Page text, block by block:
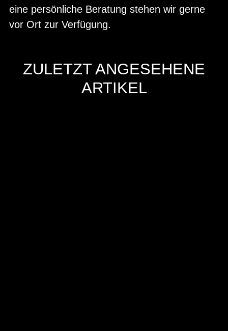
eine persönliche Beratung stehen wir gerne
vor Ort zur Verfügung.
ZULETZT ANGESEHENE
ARTIKEL